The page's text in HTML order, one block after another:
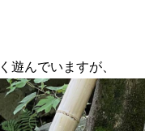
遊んでいますが、